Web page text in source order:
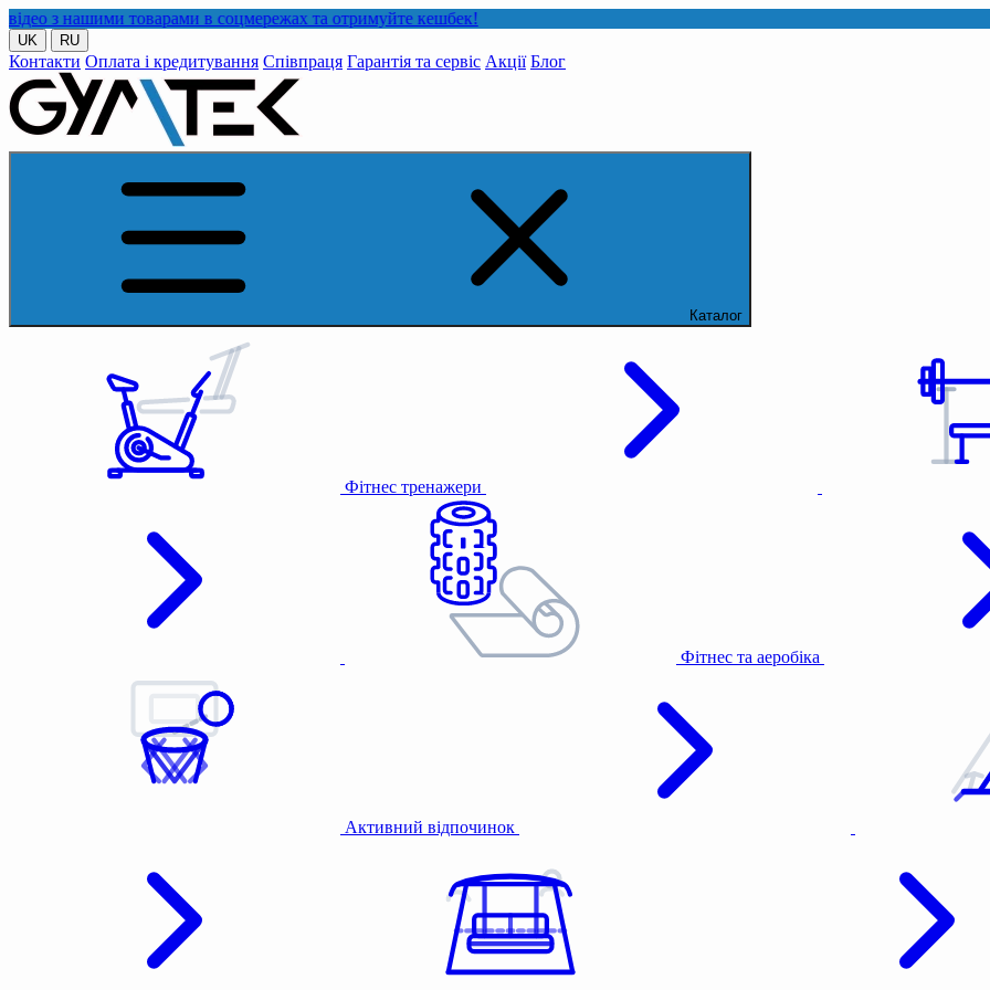
товарами в соцмережах та отримуйте кешбек!
UK RU
Контакти Оплата і кредитування Співпраця Гарантія та сервіс Акції Блог
Каталог
Фітнес тренажери
Фітнес та аеробіка
Активний відпочинок